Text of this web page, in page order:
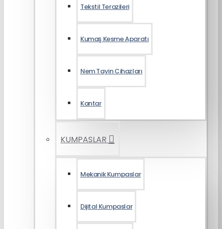
Tekstil Terazileri
Kumaş Kesme Aparatı
Nem Tayin Cihazları
Kantar
KUMPASLAR
Mekanik Kumpaslar
Dijital Kumpaslar